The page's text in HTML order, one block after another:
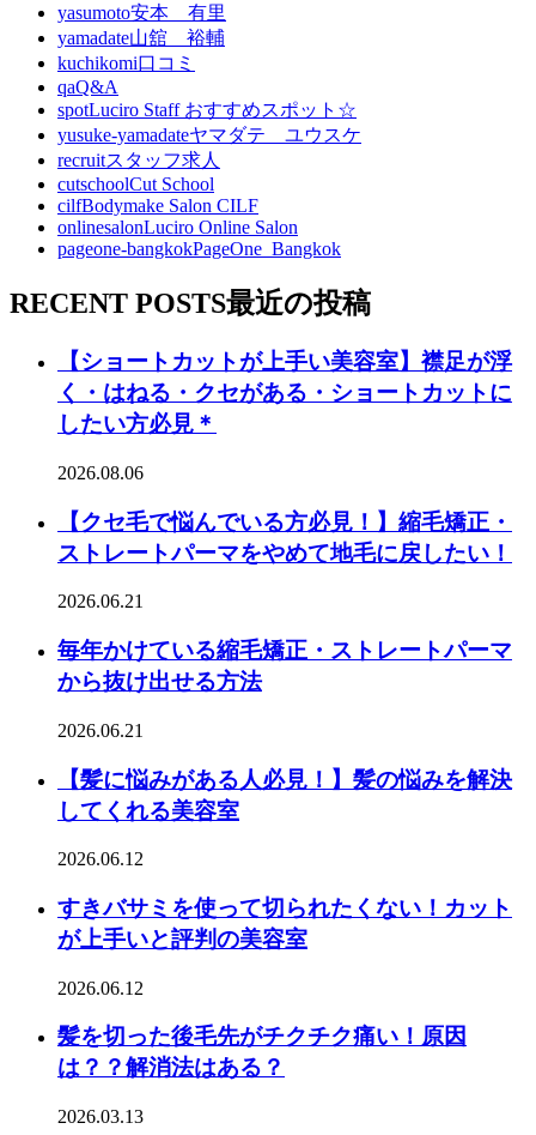
yasumoto安本 有里
yamadate山舘 裕輔
kuchikomi口コミ
qaQ&A
spotLuciro Staff おすすめスポット☆
yusuke-yamadateヤマダテ ユウスケ
recruitスタッフ求人
cutschoolCut School
cilfBodymake Salon CILF
onlinesalonLuciro Online Salon
pageone-bangkokPageOne_Bangkok
RECENT POSTS最近の投稿
【ショートカットが上手い美容室】襟足が浮
く・はねる・クセがある・ショートカットに
したい方必見＊
2026.08.06
【クセ毛で悩んでいる方必見！】縮毛矯正・
ストレートパーマをやめて地毛に戻したい！
2026.06.21
毎年かけている縮毛矯正・ストレートパーマ
から抜け出せる方法
2026.06.21
【髪に悩みがある人必見！】髪の悩みを解決
してくれる美容室
2026.06.12
すきバサミを使って切られたくない！カット
が上手いと評判の美容室
2026.06.12
髪を切った後毛先がチクチク痛い！原因
は？？解消法はある？
2026.03.13